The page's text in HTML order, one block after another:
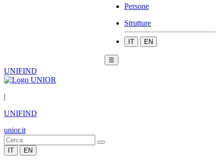
Persone
Strutture
IT EN
☰
UNIFIND
|
UNIFIND
unior.it
IT EN